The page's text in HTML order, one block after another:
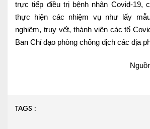
trực tiếp điều trị bệnh nhân Covid-19,
thực hiện các nhiệm vụ như lấy
nghiệm, truy vết, thành viên các tổ
Ban Chỉ đạo phòng chống dịch các địa
TAGS :